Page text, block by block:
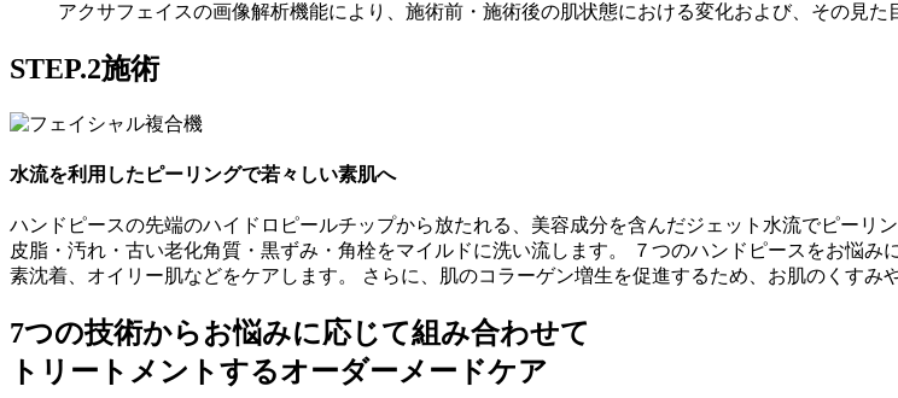
アクサフェイスの画像解析機能により、施術前・施術後の肌状態における変化および、その見
STEP.2施術
水流を利用したピーリングで若々しい素肌へ
ハンドピースの先端のハイドロピールチップから放たれる、美容成分を含んだジェット水流でピー
皮脂・汚れ・古い老化角質・黒ずみ・角栓をマイルドに洗い流します。 ７つのハンドピースをお悩
素沈着、オイリー肌などをケアします。 さらに、肌のコラーゲン増生を促進するため、お肌のくすみ
7つの技術からお悩みに応じて組み合わせて
トリートメントするオーダーメードケア